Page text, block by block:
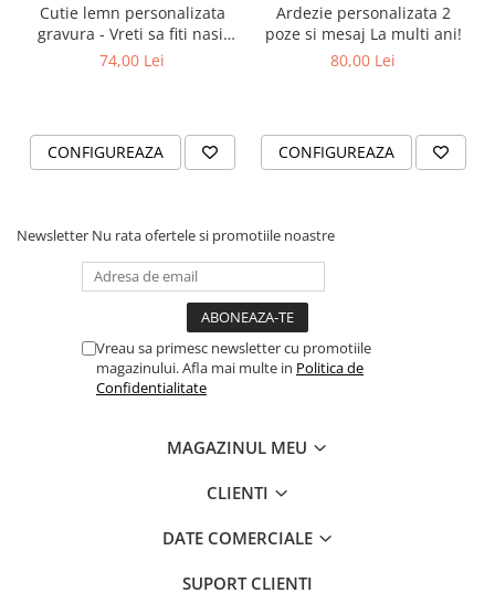
Cutie lemn personalizata
gravura - Vreti sa fiti nasii
nostri?
74,00 Lei
CONFIGUREAZA
Ardezie personalizata 2
poze si mesaj La multi ani!
80,00 Lei
CONFIGUREAZA
Newsletter Nu rata ofertele si promotiile noastre
Vreau sa primesc newsletter cu promotiile
magazinului. Afla mai multe in Politica de
Confidentialitate
MAGAZINUL MEU
CLIENTI
DATE COMERCIALE
SUPORT CLIENTI